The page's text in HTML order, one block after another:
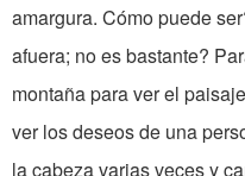
amargura. Cómo puede
afuera; no es bastante?
montaña para ver el
ver los deseos de una
la cabeza varias veces y